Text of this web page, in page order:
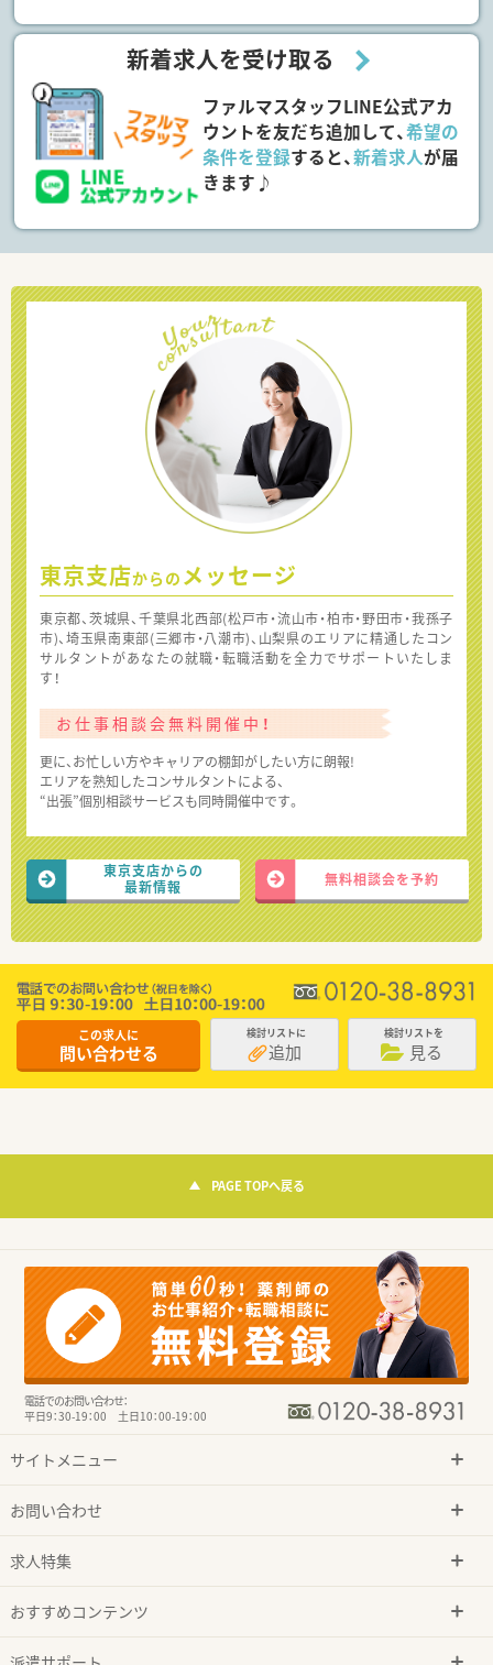
新着求人を受け取る
ファルマスタッフLINE公式アカ
ウントを友だち追加して、希望の
条件を登録すると、新着求人が届
きます♪
東京支店からの メッセージ
東京都、茨城県、千葉県北西部(松戸市・流山市・柏市・野田市・我孫子
市)、埼玉県南東部(三郷市・八潮市)、山梨県のエリアに精通したコン
サルタントがあなたの就職・転職活動を全力でサポートいたしま
す！
お仕事相談会無料開催中！
更に、お忙しい方やキャリアの棚卸がしたい方に朗報!
エリアを熟知したコンサルタントによる、
“出張”個別相談サービスも同時開催中です。
東京支店からの
最新情報
無料相談会を予約
この求人に
問い合わせる
検討リストに
追加
検討リストを
見る
PAGE TOPへ戻る
電話でのお問い合わせ：
平日9：30-19：00 土日10：00-19：00
サイトメニュー
お問い合わせ
求人特集
おすすめコンテンツ